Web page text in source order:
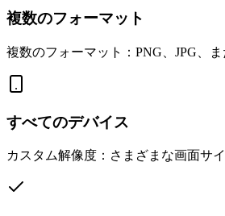
複数のフォーマット
複数のフォーマット：PNG、JPG、
すべてのデバイス
カスタム解像度：さまざまな画面サ